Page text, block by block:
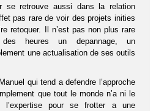
se retrouve aussi dans la relation
pas rare de voir des projets inities
retoquer. Il n’est pas non plus rare
des heures un depannage, un
une actualisation de ses outils
qui tend a defendre l’approche
que tout le monde n’a ni le
pour se frotter a une